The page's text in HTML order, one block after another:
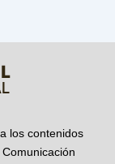
los contenidos